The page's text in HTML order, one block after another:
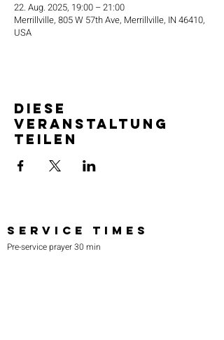
22. Aug. 2025, 19:00 – 21:00
Merrillville, 805 W 57th Ave, Merrillville, IN 46410,
USA
Diese
Veranstaltung
teilen
SERVICE TIMES
Pre-service prayer 30 min